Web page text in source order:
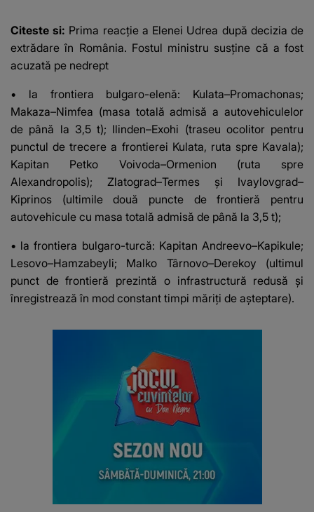
fanilor
Citeste si: Prima reacție a Elenei Udrea după decizia de
extrădare în România. Fostul ministru susține că a fost
acuzată pe nedrept
• la frontiera bulgaro-elenă: Kulata–Promachonas;
Makaza–Nimfea (masa totală admisă a autovehiculelor
de până la 3,5 t); Ilinden–Exohi (traseu ocolitor pentru
punctul de trecere a frontierei Kulata, ruta spre Kavala);
Kapitan Petko Voivoda–Ormenion (ruta spre
Alexandropolis); Zlatograd–Termes și Ivaylovgrad–
Kiprinos (ultimile două puncte de frontieră pentru
autovehicule cu masa totală admisă de până la 3,5 t);
• la frontiera bulgaro-turcă: Kapitan Andreevo–Kapikule;
Lesovo–Hamzabeyli; Malko Târnovo–Derekoy (ultimul
punct de frontieră prezintă o infrastructură redusă și
înregistrează în mod constant timpi măriți de așteptare).